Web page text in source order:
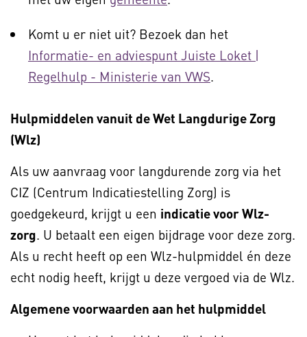
Komt u er niet uit? Bezoek dan het
Informatie- en adviespunt Juiste Loket |
Regelhulp - Ministerie van VWS.
Hulpmiddelen vanuit de Wet Langdurige Zorg
(Wlz)
Als uw aanvraag voor langdurende zorg via het
CIZ (Centrum Indicatiestelling Zorg) is
goedgekeurd, krijgt u een indicatie voor Wlz-
zorg. U betaalt een eigen bijdrage voor deze zorg.
Als u recht heeft op een Wlz-hulpmiddel én deze
echt nodig heeft, krijgt u deze vergoed via de Wlz.
Algemene voorwaarden aan het hulpmiddel